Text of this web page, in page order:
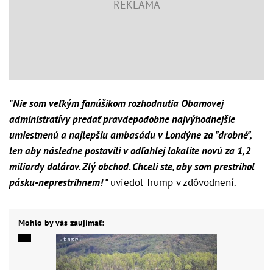
"Nie som veľkým fanúšikom rozhodnutia Obamovej
administratívy predať pravdepodobne najvýhodnejšie
umiestnenú a najlepšiu ambasádu v Londýne za "drobné",
len aby následne postavili v odľahlej lokalite novú za 1,2
miliardy dolárov. Zlý obchod. Chceli ste, aby som prestrihol
pásku-neprestrihnem! "uviedol Trump v zdôvodnení.
Mohlo by vás zaujímať: